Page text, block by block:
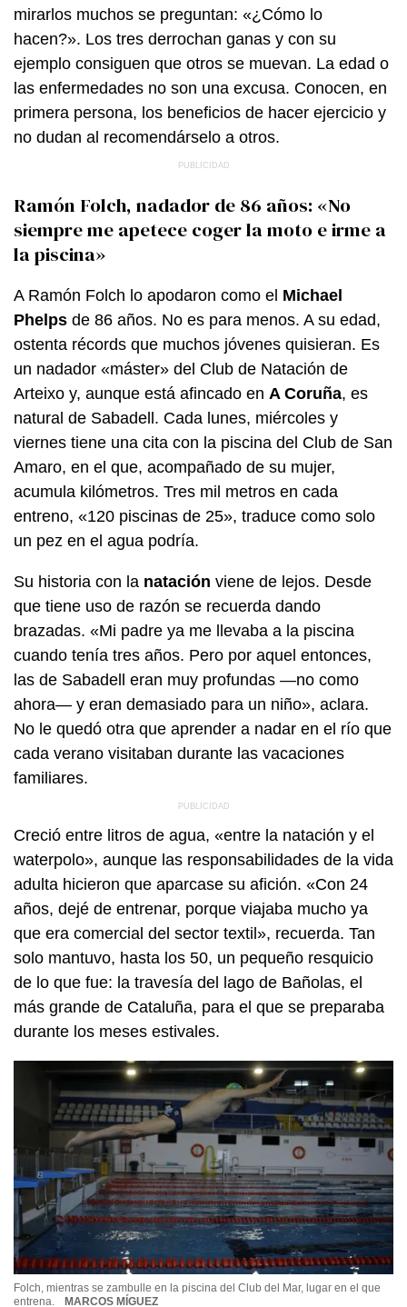
mirarlos muchos se preguntan: «¿Cómo lo
hacen?». Los tres derrochan ganas y con su
ejemplo consiguen que otros se muevan. La edad o
las enfermedades no son una excusa. Conocen, en
primera persona, los beneficios de hacer ejercicio y
no dudan al recomendárselo a otros.
Ramón Folch, nadador de 86 años: «No
siempre me apetece coger la moto e irme a
la piscina»
A Ramón Folch lo apodaron como el Michael
Phelps de 86 años. No es para menos. A su edad,
ostenta récords que muchos jóvenes quisieran. Es
un nadador «máster» del Club de Natación de
Arteixo y, aunque está afincado en A Coruña, es
natural de Sabadell. Cada lunes, miércoles y
viernes tiene una cita con la piscina del Club de San
Amaro, en el que, acompañado de su mujer,
acumula kilómetros. Tres mil metros en cada
entreno, «120 piscinas de 25», traduce como solo
un pez en el agua podría.
Su historia con la natación viene de lejos. Desde
que tiene uso de razón se recuerda dando
brazadas. «Mi padre ya me llevaba a la piscina
cuando tenía tres años. Pero por aquel entonces,
las de Sabadell eran muy profundas —no como
ahora— y eran demasiado para un niño», aclara.
No le quedó otra que aprender a nadar en el río que
cada verano visitaban durante las vacaciones
familiares.
Creció entre litros de agua, «entre la natación y el
waterpolo», aunque las responsabilidades de la vida
adulta hicieron que aparcase su afición. «Con 24
años, dejé de entrenar, porque viajaba mucho ya
que era comercial del sector textil», recuerda. Tan
solo mantuvo, hasta los 50, un pequeño resquicio
de lo que fue: la travesía del lago de Bañolas, el
más grande de Cataluña, para el que se preparaba
durante los meses estivales.
Folch, mientras se zambulle en la piscina del Club del Mar, lugar en el que
entrena.
MARCOS MÍGUEZ